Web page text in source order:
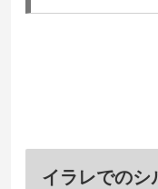
イラレでのシ